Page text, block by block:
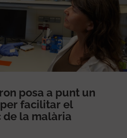
posa a punt un
facilitar el
de la malària